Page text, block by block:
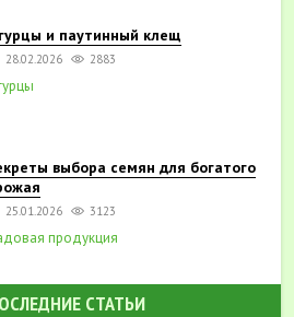
и паутинный клещ
28.02.2026 2883
выбора семян для богатого
25.01.2026 3123
продукция
СТАТЬИ